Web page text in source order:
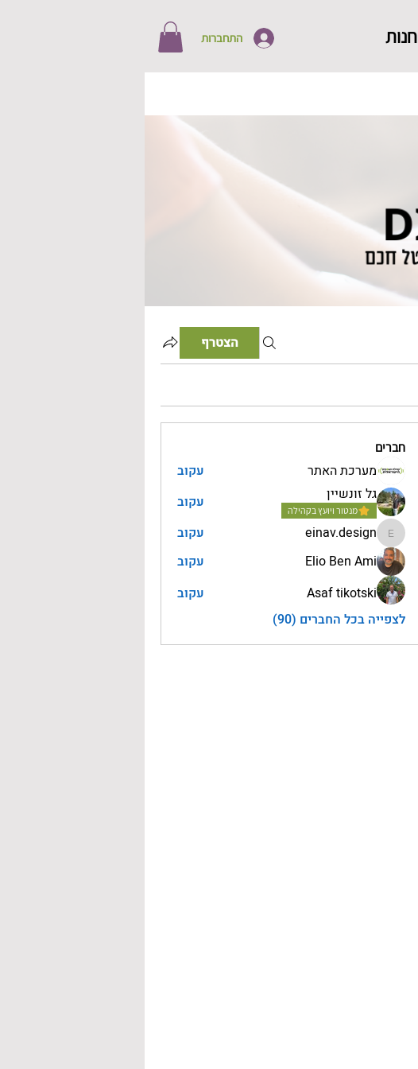
התחברות חנות
הצטרף
חברים
מערכת האתר
עקוב
גל זונשיין
מנטור ויועץ בקהילה עקוב
einav.design
einav.design
עקוב
Elio Ben Ami
עקוב
Asaf tikotski
עקוב
לצפייה בכל החברים (90)